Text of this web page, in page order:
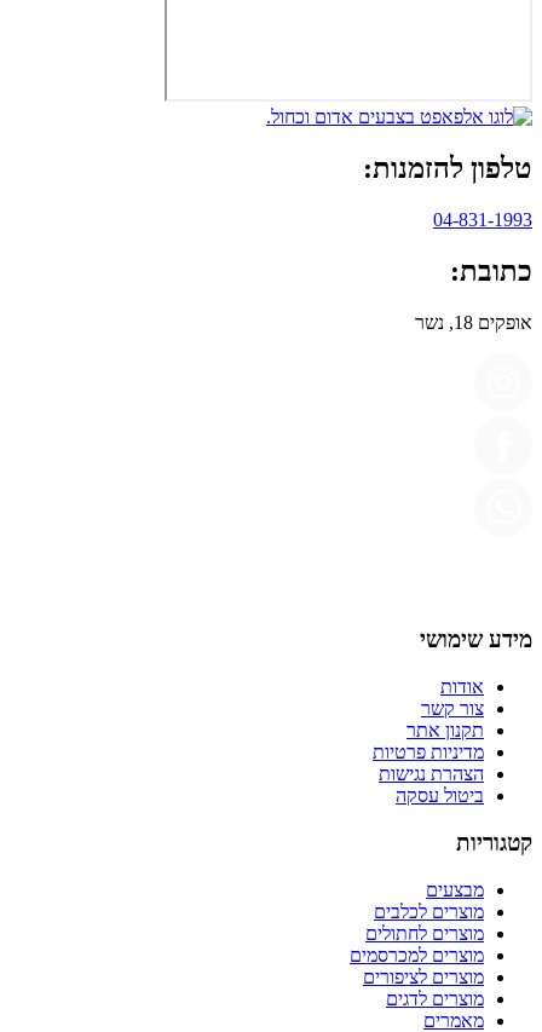
טלפון להזמנות:
04-831-1993
כתובת:
אופקים 18, נשר
מידע שימושי
אודות
צור קשר
תקנון אתר
מדיניות פרטיות
הצהרת נגישות
ביטול עסקה
קטגוריות
מבצעים
מוצרים לכלבים
מוצרים לחתולים
מוצרים למכרסמים
מוצרים לציפורים
מוצרים לדגים
מאמרים